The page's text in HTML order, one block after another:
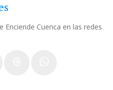
Cuenca en las redes